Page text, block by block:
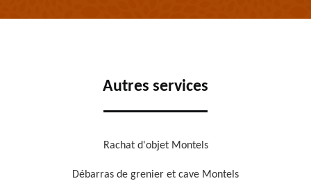
Autres services
Rachat d'objet Montels
Débarras de grenier et cave Montels